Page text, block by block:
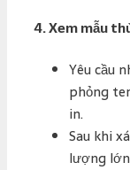
4.Xem mẫu
Yêu cầu
phỏng
in.
Sau khi
lượng